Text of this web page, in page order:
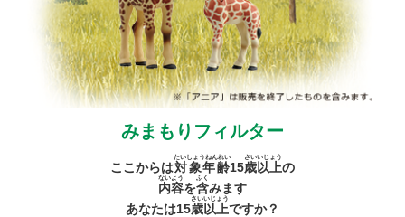
みまもりフィルター
ここからは対象年齢
たいしょうねんれい
15歳
さい
以上
いじょう
の
内容
ないよう
を含
ふく
みます
あなたは15歳
さい
以上
いじょう
ですか？